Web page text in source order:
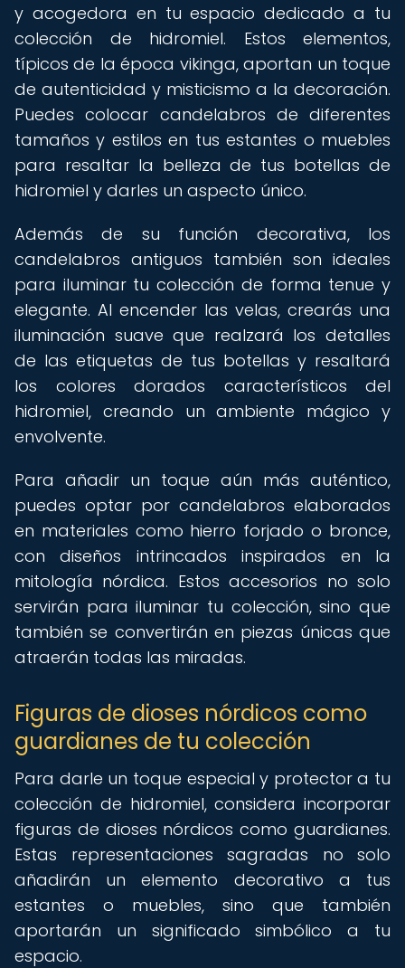
y acogedora en tu espacio dedicado a tu
colección de hidromiel. Estos elementos,
típicos de la época vikinga, aportan un toque
de autenticidad y misticismo a la decoración.
Puedes colocar candelabros de diferentes
tamaños y estilos en tus estantes o muebles
para resaltar la belleza de tus botellas de
hidromiel y darles un aspecto único.
Además de su función decorativa, los
candelabros antiguos también son ideales
para iluminar tu colección de forma tenue y
elegante. Al encender las velas, crearás una
iluminación suave que realzará los detalles
de las etiquetas de tus botellas y resaltará
los colores dorados característicos del
hidromiel, creando un ambiente mágico y
envolvente.
Para añadir un toque aún más auténtico,
puedes optar por candelabros elaborados
en materiales como hierro forjado o bronce,
con diseños intrincados inspirados en la
mitología nórdica. Estos accesorios no solo
servirán para iluminar tu colección, sino que
también se convertirán en piezas únicas que
atraerán todas las miradas.
Figuras de dioses nórdicos como
guardianes de tu colección
Para darle un toque especial y protector a tu
colección de hidromiel, considera incorporar
figuras de dioses nórdicos como guardianes.
Estas representaciones sagradas no solo
añadirán un elemento decorativo a tus
estantes o muebles, sino que también
aportarán un significado simbólico a tu
espacio.